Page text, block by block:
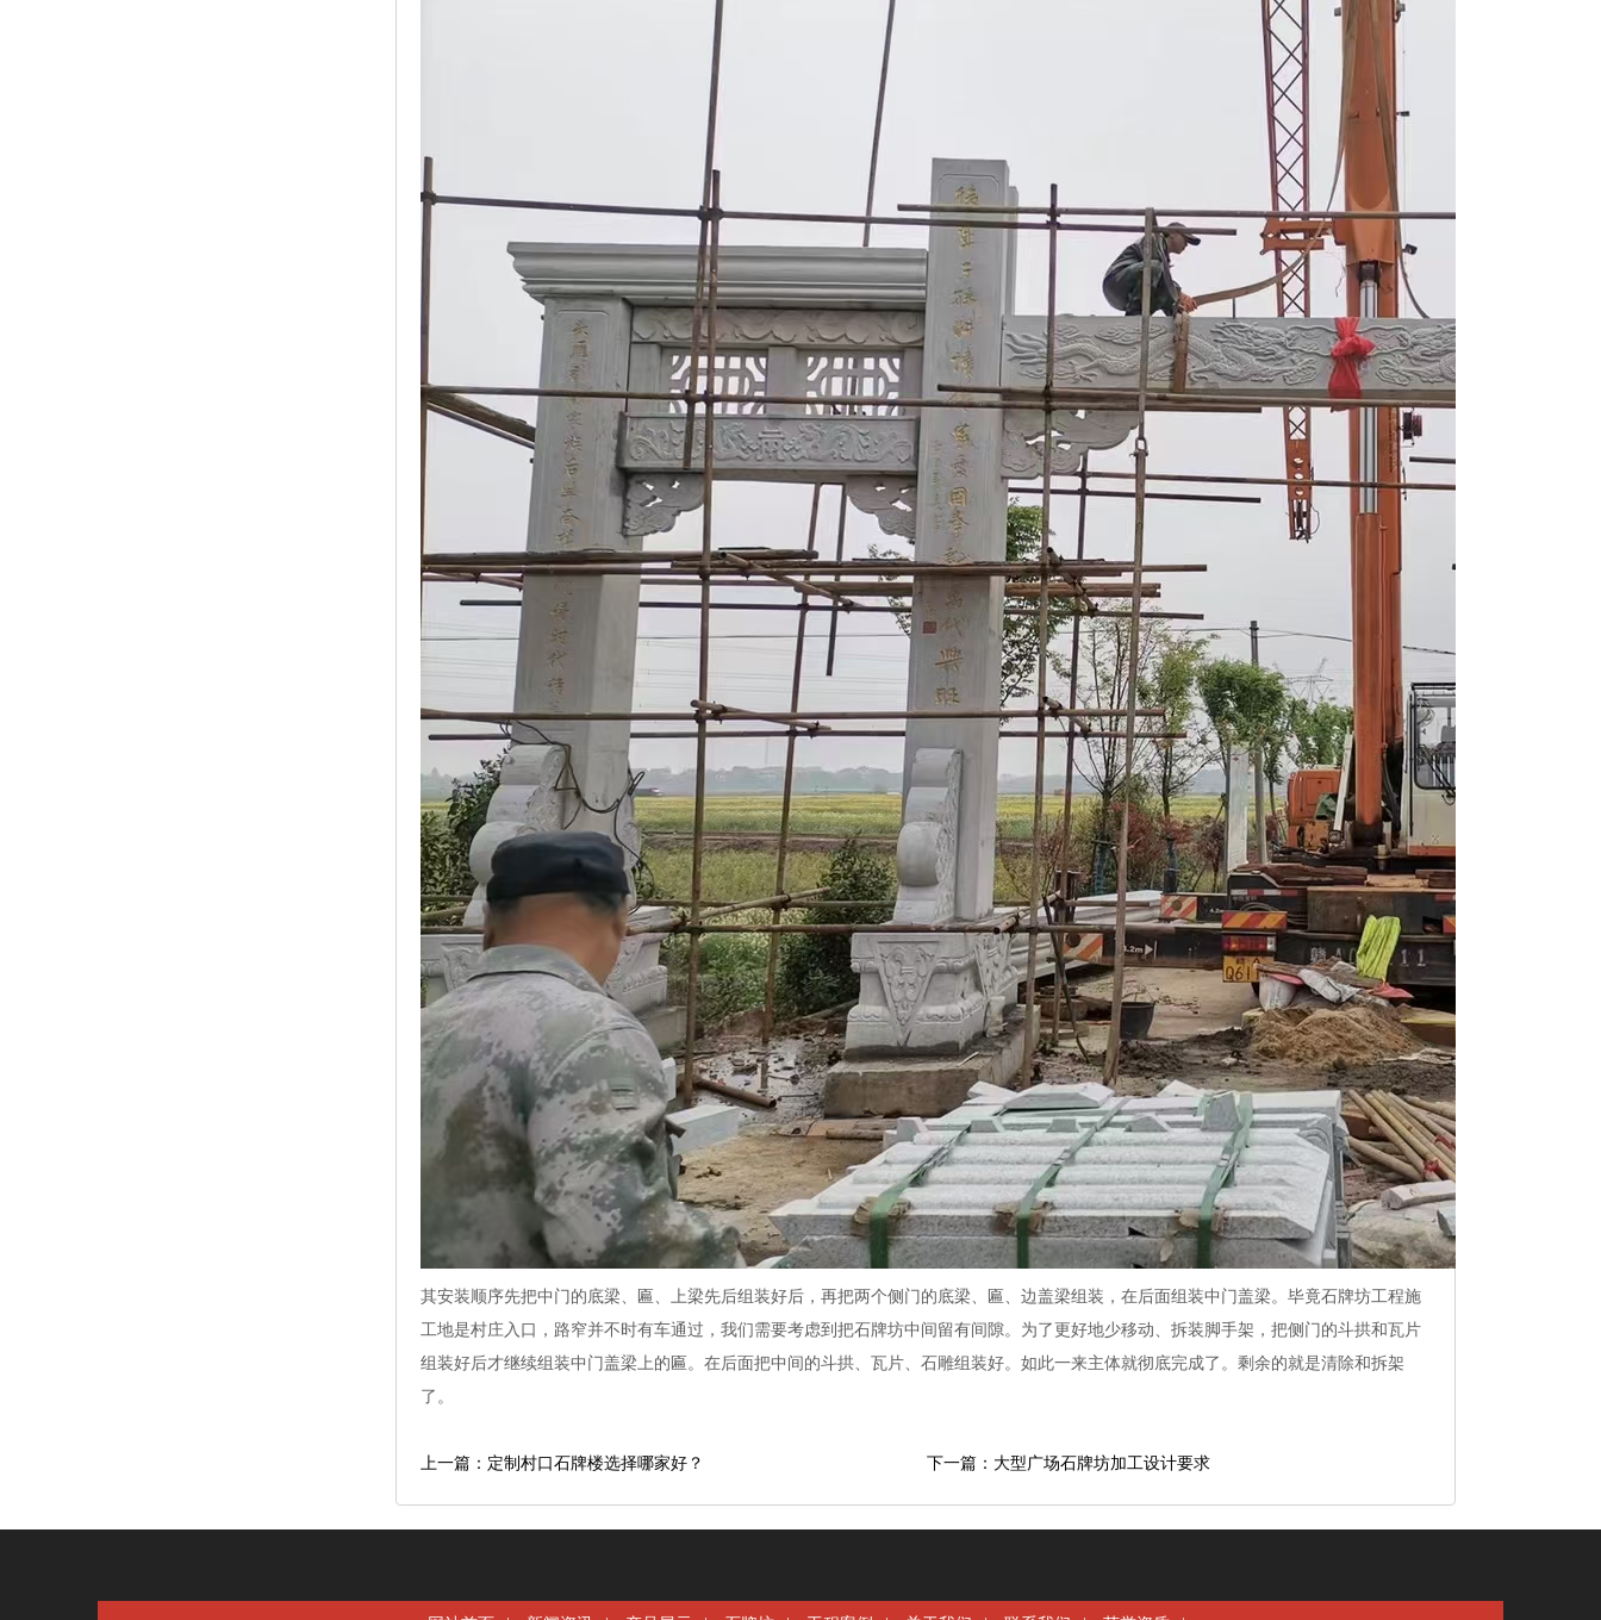
其安装顺序先把中门的底梁、匾、上梁先后组装好后，再把两个侧门的底梁、匾、边盖梁组装，在后面组装中门盖梁。毕竟石牌坊工程施
工地是村庄入口，路窄并不时有车通过，我们需要考虑到把石牌坊中间留有间隙。为了更好地少移动、拆装脚手架，把侧门的斗拱和瓦片
组装好后才继续组装中门盖梁上的匾。在后面把中间的斗拱、瓦片、石雕组装好。如此一来主体就彻底完成了。剩余的就是清除和拆架
了。
上一篇：定制村口石牌楼选择哪家好？ 下一篇：大型广场石牌坊加工设计要求